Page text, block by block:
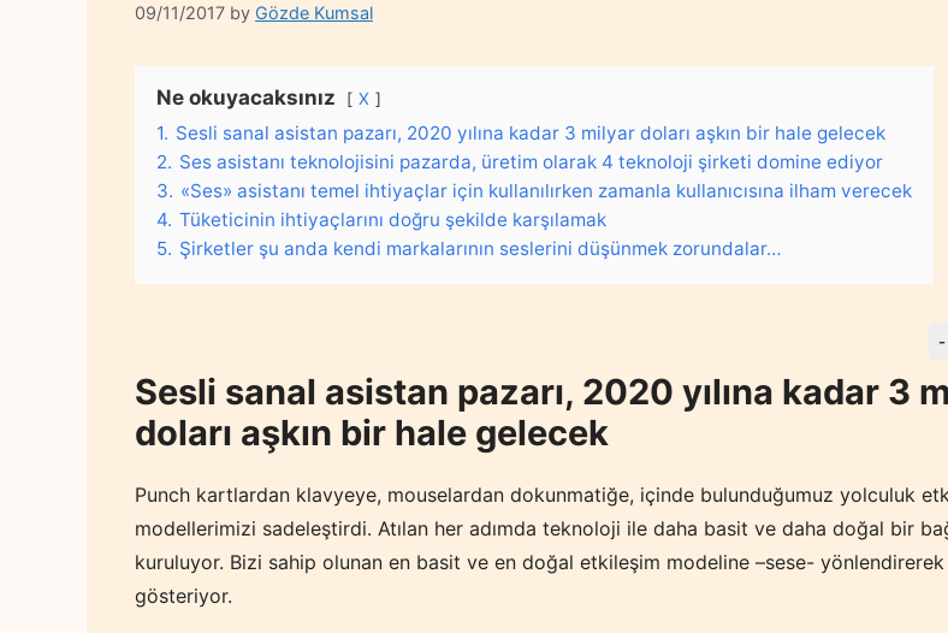
09/11/2017 by Gözde Kumsal
Ne okuyacaksınız X
1. Sesli sanal asistan pazarı, 2020 yılına kadar 3 milyar doları aşkın bir hale gelecek
2. Ses asistanı teknolojisini pazarda, üretim olarak 4 teknoloji şirketi domine ediyor
3. «Ses» asistanı temel ihtiyaçlar için kullanılırken zamanla kullanıcısına ilham verecek
4. Tüketicinin ihtiyaçlarını doğru şekilde karşılamak
5. Şirketler şu anda kendi markalarının seslerini düşünmek zorundalar…
-
Sesli sanal asistan pazarı, 2020 yılına kadar 3
doları aşkın bir hale gelecek
Punch kartlardan klavyeye, mouselardan dokunmatiğe, içinde bulunduğumuz yolculuk
modellerimizi sadeleştirdi. Atılan her adımda teknoloji ile daha basit ve daha doğal bir
kuruluyor. Bizi sahip olunan en basit ve en doğal etkileşim modeline –sese-
gösteriyor.